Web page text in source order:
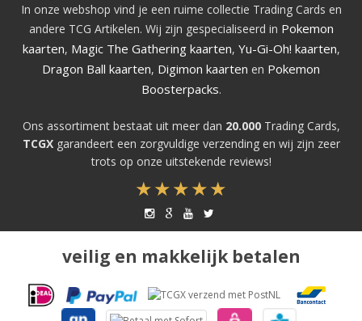
In onze webshop vind je een ruime collectie Trading Cards en
andere TCG Artikelen. Wij zijn gespecialiseerd in Pokemon
kaarten, Magic The Gathering kaarten, Yu-Gi-Oh! kaarten,
Dragon Ball kaarten, Digimon kaarten en Pokemon
Boosterpacks.
Ons assortiment bestaat uit meer dan 20.000Trading Cards,
TCGXgarandeert een zorgvuldige verzending en wij zijn zeer
trots op onze uitstekende reviews!
veilig en makkelijk betalen